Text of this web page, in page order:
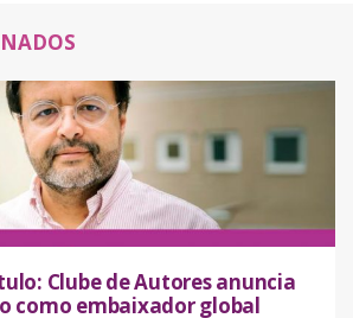
Clube de Autores anuncia
como embaixador global